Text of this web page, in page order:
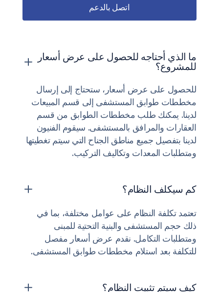
اتصل بالدعم
ما الذي أحتاجه للحصول على عرض أسعار
للمشروع؟
للحصول على عرض أسعار، ستحتاج إلى إرسال
مخططات طوابق المستشفى إلى قسم المبيعات
لدينا. يمكنك طلب مخططات الطوابق من قسم
العقارات والمرافق بالمستشفى. سيقوم الفنيون
لدينا بتفصيل جميع مناطق الجناح التي سيتم تغطيتها
ومتطلبات المعدات وتكاليف التركيب.
كم سيكلف النظام؟
تعتمد تكلفة النظام على عوامل مختلفة، بما في
ذلك حجم المستشفى والبنية التحتية للمبنى
ومتطلبات التكامل. نقدم عرض أسعار مفصل
للتكلفة بعد استلام مخططات طوابق المستشفى.
كيف سيتم تثبيت النظام؟